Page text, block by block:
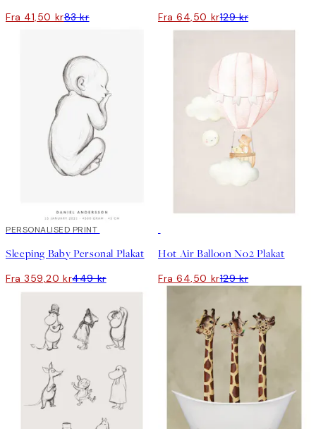
Fra 41,50 kr83 kr Fra 64,50 kr129 kr
20%*
PERSONALISED PRINT
Sleeping Baby Personal Plakat
Fra 359,20 kr449 kr
Hot Air Balloon No2 Plakat
Fra 64,50 kr129 kr